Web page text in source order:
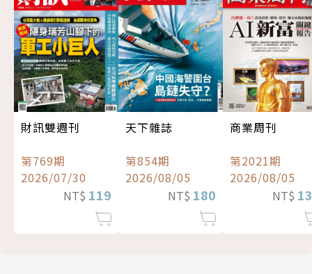
財訊雙週刊
第769期
2026/07/30
NT$ 119
天下雜誌
第854期
2026/08/05
NT$ 180
商業周刊
第2021期
2026/08/05
NT$